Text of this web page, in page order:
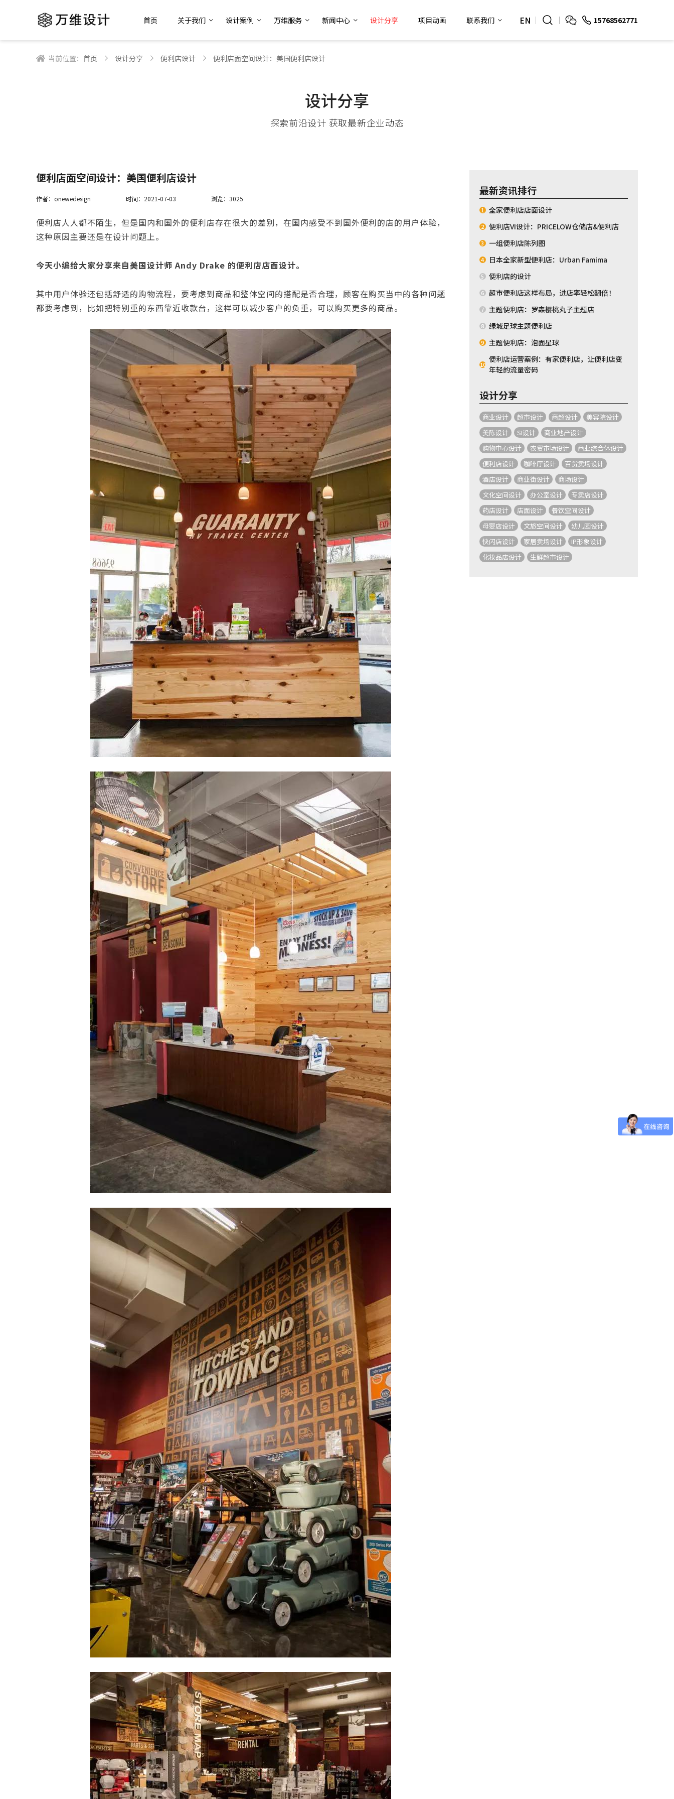
15768562771
EN
首页 关于我们 设计案例 万维服务 新闻中心 设计分享 项目动画 联系我们
当前位置： 首页 设计分享 便利店设计 便利店面空间设计：美国便利店设计
设计分享
探索前沿设计 获取最新企业动态
便利店面空间设计：美国便利店设计
作者：onewedesign 时间：2021-07-03 浏览：3025
便利店人人都不陌生，但是国内和国外的便利店存在很大的差别，在国内感受不到国外便利的店的用户体验，
这种原因主要还是在设计问题上。
今天小编给大家分享来自美国设计师 Andy Drake 的便利店店面设计。
其中用户体验还包括舒适的购物流程，要考虑到商品和整体空间的搭配是否合理，顾客在购买当中的各种问题
都要考虑到，比如把特别重的东西靠近收款台，这样可以减少客户的负重，可以购买更多的商品。
最新资讯排行
1 全家便利店店面设计
2 便利店VI设计：PRICELOW仓储店&便利店
3 一组便利店陈列图
4 日本全家新型便利店：Urban Famima
5 便利店的设计
6 超市便利店这样布局，进店率轻松翻倍！
7 主题便利店：罗森樱桃丸子主题店
8 绿城足球主题便利店
9 主题便利店：泡面星球
10
便利店运营案例：有家便利店，让便利店变
年轻的流量密码
设计分享
商业设计 超市设计 商超设计
美容院设计
美陈设计
SI设计
商业地产设计
购物中心设计
农贸市场设计
商业综合体设计
便利店设计
咖啡厅设计
百货卖场设计
酒店设计
商业街设计
商场设计
文化空间设计
办公室设计
专卖店设计
药店设计
店面设计
餐饮空间设计
母婴店设计
文旅空间设计
幼儿园设计
快闪店设计
家居卖场设计
IP形象设计
化妆品店设计
生鲜超市设计